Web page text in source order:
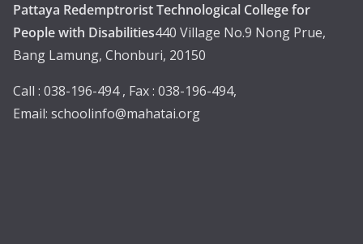
Pattaya Redemptrorist Technological College for
People with Disabilities440 Village No.9 Nong Prue,
Bang Lamung, Chonburi, 20150
Call : 038-196-494 , Fax : 038-196-494,
Email: schoolinfo@mahatai.org